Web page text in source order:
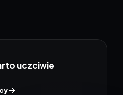
uczciwie